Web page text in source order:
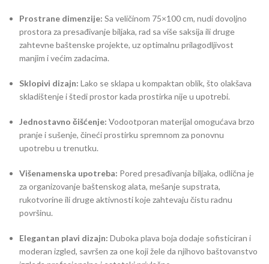
Prostrane dimenzije: Sa veličinom 75×100 cm, nudi dovoljno
prostora za presađivanje biljaka, rad sa više saksija ili druge
zahtevne baštenske projekte, uz optimalnu prilagodljivost
manjim i većim zadacima.
Sklopivi dizajn: Lako se sklapa u kompaktan oblik, što olakšava
skladištenje i štedi prostor kada prostirka nije u upotrebi.
Jednostavno čišćenje: Vodootporan materijal omogućava brzo
pranje i sušenje, čineći prostirku spremnom za ponovnu
upotrebu u trenutku.
Višenamenska upotreba: Pored presađivanja biljaka, odlična je
za organizovanje baštenskog alata, mešanje supstrata,
rukotvorine ili druge aktivnosti koje zahtevaju čistu radnu
površinu.
Elegantan plavi dizajn: Duboka plava boja dodaje sofisticiran i
moderan izgled, savršen za one koji žele da njihovo baštovanstvo